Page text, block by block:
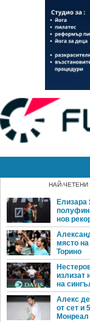
НАЙ-ЧЕТЕНИ
Елизара
нов
място
Торино
излизат
на
Алекс
от сет и
Монреал